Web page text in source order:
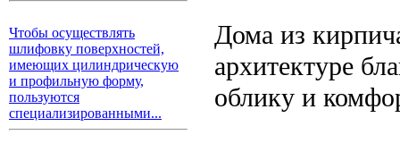
Чтобы осуществлять
шлифовку поверхностей,
имеющих цилиндрическую
и профильную форму,
пользуются
специализированными...
Дома из
архитектуре
облику и